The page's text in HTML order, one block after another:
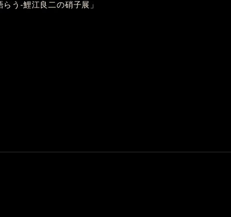
う‐鯉江良二の硝子展」